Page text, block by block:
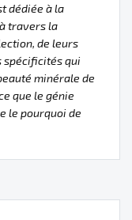
dédiée à la
travers la
de leurs
spécificités qui
minérale de
que le génie
le pourquoi de